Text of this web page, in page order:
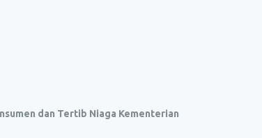
dan Tertib Niaga Kementerian